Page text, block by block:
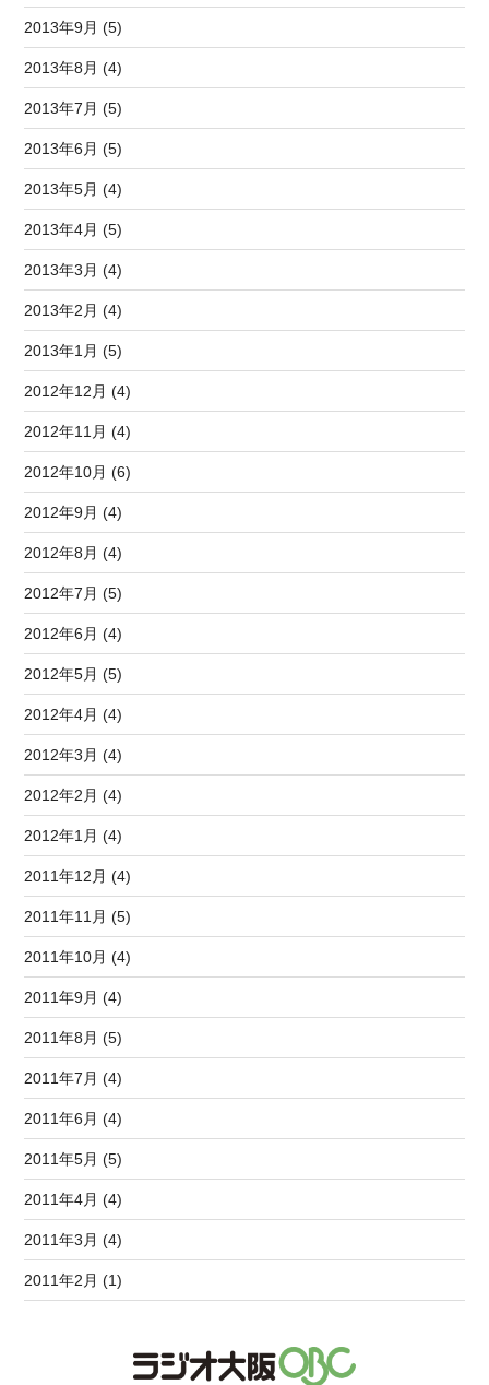
2013年9月 (5)
2013年8月 (4)
2013年7月 (5)
2013年6月 (5)
2013年5月 (4)
2013年4月 (5)
2013年3月 (4)
2013年2月 (4)
2013年1月 (5)
2012年12月 (4)
2012年11月 (4)
2012年10月 (6)
2012年9月 (4)
2012年8月 (4)
2012年7月 (5)
2012年6月 (4)
2012年5月 (5)
2012年4月 (4)
2012年3月 (4)
2012年2月 (4)
2012年1月 (4)
2011年12月 (4)
2011年11月 (5)
2011年10月 (4)
2011年9月 (4)
2011年8月 (5)
2011年7月 (4)
2011年6月 (4)
2011年5月 (5)
2011年4月 (4)
2011年3月 (4)
2011年2月 (1)